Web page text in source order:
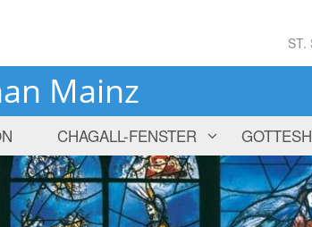
ST.
Mainz
CHAGALL-FENSTER